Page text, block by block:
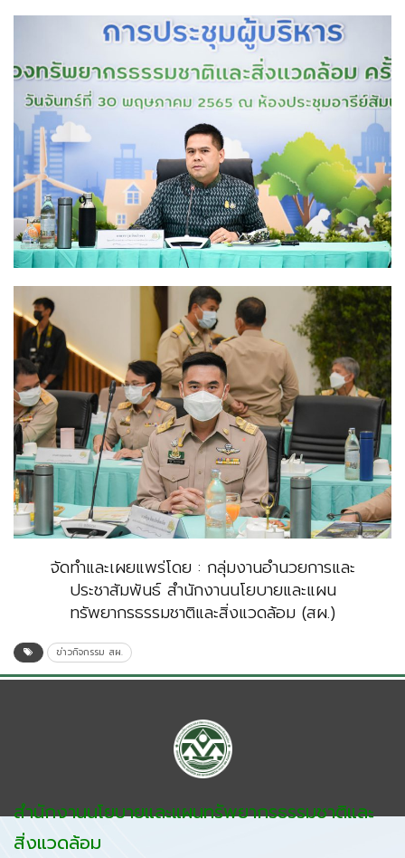
จัดทำและเผยแพร่โดย : กลุ่มงานอำนวยการและ
ประชาสัมพันธ์ สำนักงานนโยบายและแผน
ทรัพยากรธรรมชาติและสิ่งแวดล้อม (สผ.)
ข่าวกิจกรรม สผ.
สำนักงานนโยบายและแผนทรัพยากรธรรมชาติและ
สิ่งแวดล้อม